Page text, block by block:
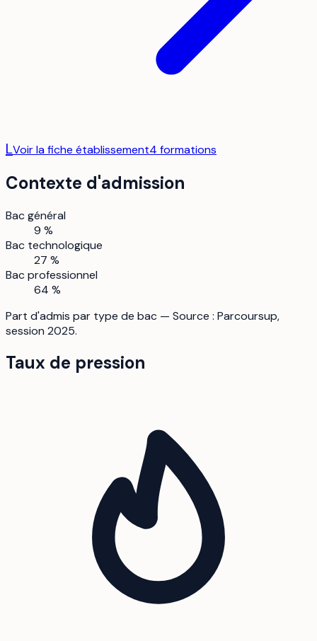
LVoir la fiche établissement4 formations
Contexte d'admission
Bac général
9 %
Bac technologique
27 %
Bac professionnel
64 %
Part d'admis par type de bac — Source : Parcoursup,
session 2025.
Taux de pression